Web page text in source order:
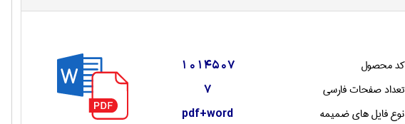
کد محصول 1014507
تعداد صفحات فارسی 7
نوع فایل های ضمیمه pdf+word